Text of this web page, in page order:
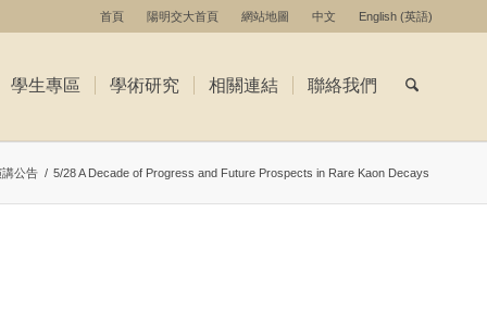
首頁 陽明交大首頁 網站地圖 中文 English (英語)
學生專區 學術研究 相關連結 聯絡我們
講公告 / 5/28 A Decade of Progress and Future Prospects in Rare Kaon Decays